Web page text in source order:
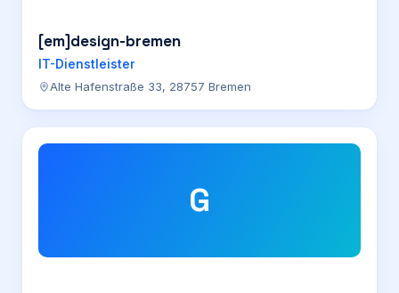
[em]design-bremen
IT-Dienstleister
Alte Hafenstraße 33, 28757 Bremen
G